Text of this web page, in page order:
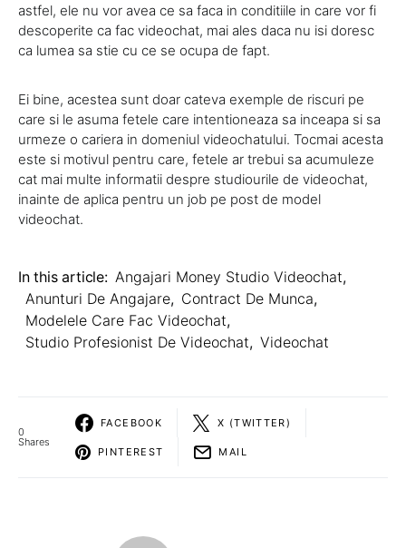
astfel, ele nu vor avea ce sa faca in conditiile in care vor fi
descoperite ca fac videochat, mai ales daca nu isi doresc
ca lumea sa stie cu ce se ocupa de fapt.
Ei bine, acestea sunt doar cateva exemple de riscuri pe
care si le asuma fetele care intentioneaza sa inceapa si sa
urmeze o cariera in domeniul videochatului. Tocmai acesta
este si motivul pentru care, fetele ar trebui sa acumuleze
cat mai multe informatii despre studiourile de videochat,
inainte de aplica pentru un job pe post de model
videochat.
In this article: Angajari Money Studio Videochat,
Anunturi De Angajare, Contract De Munca,
Modelele Care Fac Videochat,
Studio Profesionist De Videochat, Videochat
0
Shares
FACEBOOK X (TWITTER)
PINTEREST MAIL